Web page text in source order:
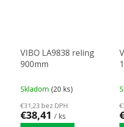
VIBO LA9838 reling
900mm
Skladom (20 ks)
€31,23 bez DPH
€38,41 / ks